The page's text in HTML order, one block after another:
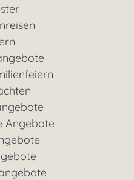
Angebote